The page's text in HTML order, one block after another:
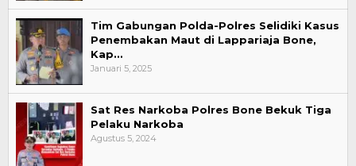
Tim Gabungan Polda-Polres Selidiki Kasus
Penembakan Maut di Lappariaja Bone,
Kap…
Januari 5, 2025
Sat Res Narkoba Polres Bone Bekuk Tiga
Pelaku Narkoba
Agustus 5, 2024